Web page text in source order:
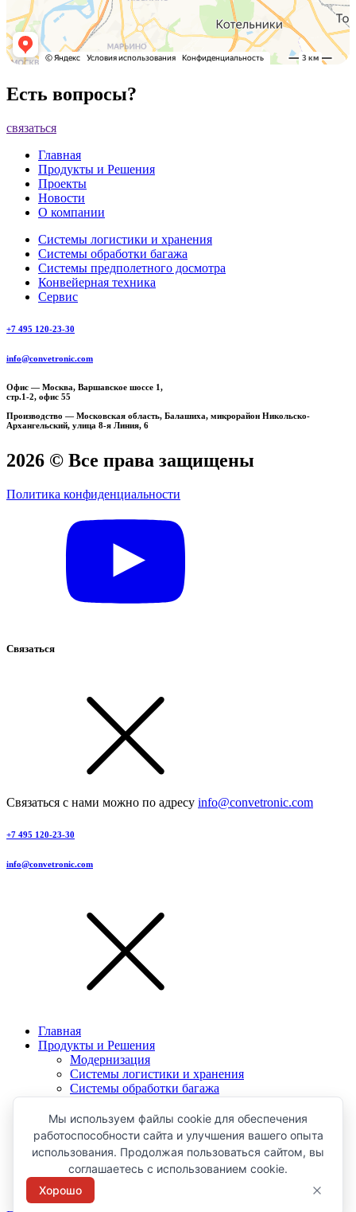
Есть вопросы?
связаться
Мы используем файлы cookie для обеспечения
работоспособности сайта и улучшения вашего опыта
использования. Продолжая пользоваться сайтом, вы
соглашаетесь с использованием cookie.
Хорошо
Главная
Продукты и Решения
Проекты
Новости
О компании
Системы логистики и хранения
Системы обработки багажа
Системы предполетного досмотра
Конвейерная техника
Сервис
+7 495 120-23-30
info@convetronic.com
Офис — Москва, Варшавское шоссе 1,
стр.1-2, офис 55
Производство — Московская область, Балашиха, микрорайон Никольско-
Архангельский, улица 8-я Линия, 6
2026 © Все права защищены
Политика конфиденциальности
Связаться
Связаться с нами можно по адресу info@convetronic.com
+7 495 120-23-30
info@convetronic.com
Главная
Продукты и Решения
Модернизация
Системы логистики и хранения
Системы обработки багажа
Конвейерная техника
Сервис
Новости
О компании
Контакты